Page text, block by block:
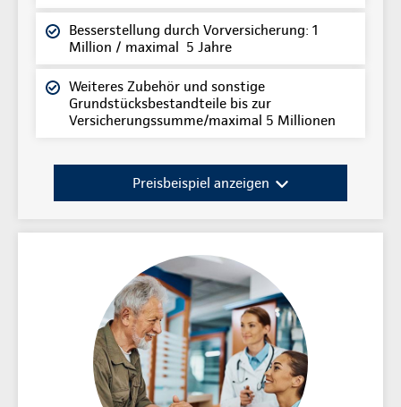
Besserstellung durch Vorversicherung: 1
Million / maximal 5 Jahre
Weiteres Zubehör und sonstige
Grundstücksbestandteile bis zur
Versicherungssumme/maximal 5 Millionen
Preisbeispiel anzeigen